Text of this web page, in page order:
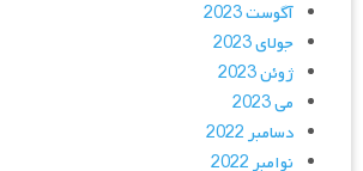
آگوست 2023
جولای 2023
ژوئن 2023
می 2023
دسامبر 2022
نوامبر 2022